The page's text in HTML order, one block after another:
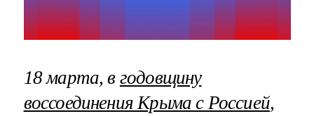
18 марта, в годовщину
воссоединения Крыма с Россией,